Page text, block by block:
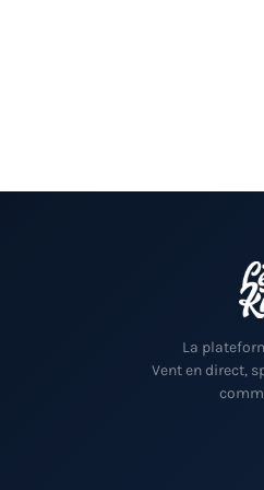
La
Vent en direct,